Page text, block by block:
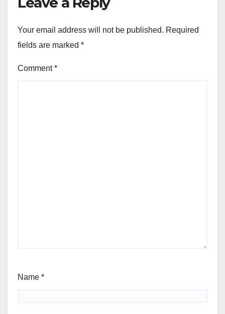
Your email address will not be published. Required
fields are marked *
Comment*
Name *